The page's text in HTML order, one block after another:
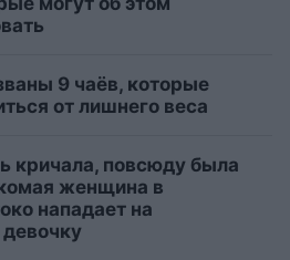
9 чаёв, которые
от лишнего веса
кричала, повсюду была
женщина в
нападает на